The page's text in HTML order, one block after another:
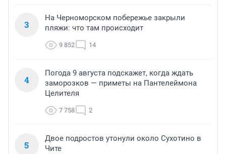
3
На Черноморском побережье закрыли
пляжи: что там происходит
9 852 14
4
Погода 9 августа подскажет, когда ждать
заморозков — приметы на Пантелеймона
Целителя
7 758 2
5
Двое подростов утонули около Сухотино в
Чите